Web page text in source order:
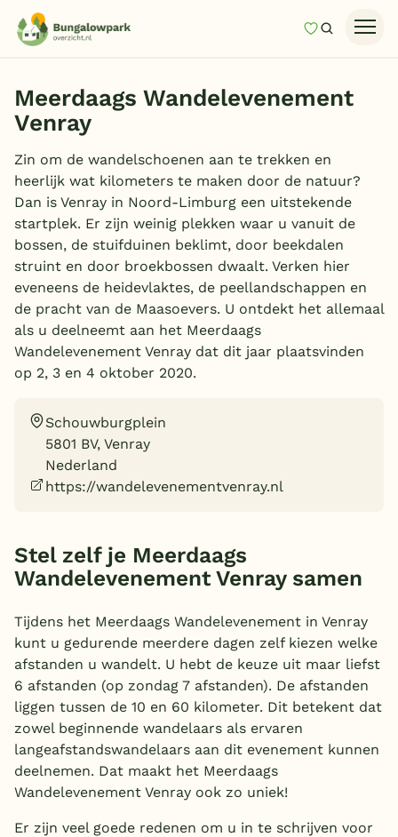
MijnZoeken
Last minutes
Zomervakantie
Nazomeren
Vakantiehuizen
Vakantiepark keuzehulp
Onze vakantiegidsen
Vakantieparken
Overdekt zwembad
Indoor speeltuin
Keuzehulp
Bestemmingen
Nederland
Veluwe
Texel
Limburg
Duitsland
België
Meerdaags Wandelevenement
Venray
Zin om de wandelschoenen aan te trekken en
heerlijk wat kilometers te maken door de natuur?
Dan is Venray in Noord-Limburg een uitstekende
startplek. Er zijn weinig plekken waar u vanuit de
bossen, de stuifduinen beklimt, door beekdalen
struint en door broekbossen dwaalt. Verken hier
eveneens de heidevlaktes, de peellandschappen en
de pracht van de Maasoevers. U ontdekt het allemaal
als u deelneemt aan het Meerdaags
Wandelevenement Venray dat dit jaar plaatsvinden
op 2, 3 en 4 oktober 2020.
Schouwburgplein
5801 BV, Venray
Nederland
https://wandelevenementvenray.nl
Stel zelf je Meerdaags
Wandelevenement Venray samen
Tijdens het Meerdaags Wandelevenement in Venray
kunt u gedurende meerdere dagen zelf kiezen welke
afstanden u wandelt. U hebt de keuze uit maar liefst
6 afstanden (op zondag 7 afstanden). De afstanden
liggen tussen de 10 en 60 kilometer. Dit betekent dat
zowel beginnende wandelaars als ervaren
langeafstandswandelaars aan dit evenement kunnen
deelnemen. Dat maakt het Meerdaags
Wandelevenement Venray ook zo uniek!
Er zijn veel goede redenen om u in te schrijven voor